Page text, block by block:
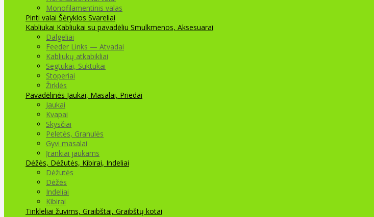
Monofilamentinis valas
Pinti valai Šėryklos Svareliai
Kabliukai Kabliukai su pavadėliu Smulkmenos, Aksesuarai
Dalgeliai
Feeder Links — Atvadai
Kabliukų atkabikliai
Segtukai, Suktukai
Stoperiai
Žirklės
Pavadėlinės Jaukai, Masalai, Priedai
Jaukai
Kvapai
Skysčiai
Peletės, Granulės
Gyvi masalai
Įrankiai jaukams
Dėžės, Dėžutės, Kibirai, Indeliai
Dėžutės
Dėžės
Indeliai
Kibirai
Tinkleliai žuvims, Graibštai, Graibštų kotai